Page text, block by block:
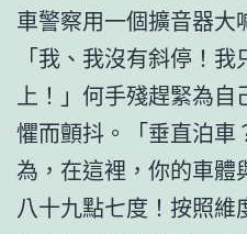
車警察用一個擴音器大
「我、我沒有斜停！
上！」何手殘趕緊為
懼而顫抖。「垂直泊車
為，在這裡，你的車
八十九點七度！按照